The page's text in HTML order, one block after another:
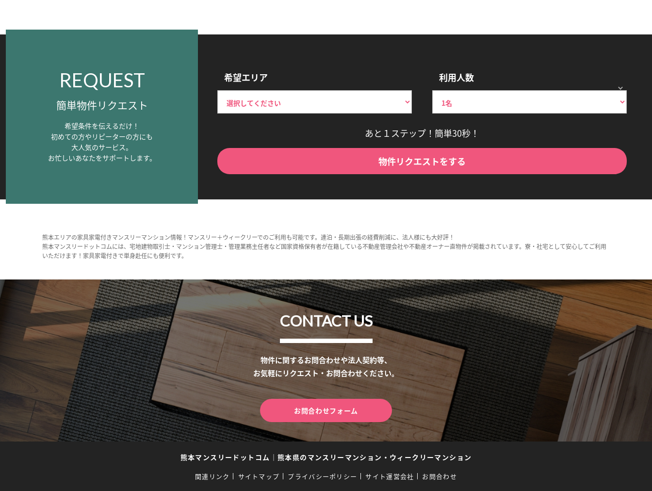
REQUEST
簡単物件リクエスト
希望条件を伝えるだけ！
初めての方やリピーターの方にも
大人気のサービス。
お忙しいあなたをサポートします。
希望エリア 利用人数
あと１ステップ！簡単30秒！
物件リクエストをする
熊本エリアの家具家電付きマンスリーマンション情報！マンスリー＋ウィークリーでのご利用も可能です。連泊・長期出張の経費削減に、法人様にも大好評！
熊本マンスリードットコムには、宅地建物取引士・マンション管理士・管理業務主任者など国家資格保有者が在籍している不動産管理会社や不動産オーナー直物件が掲載されています。寮・社宅として安心してご利用
いただけます！家具家電付きで単身赴任にも便利です。
CONTACT US
物件に関するお問合わせや法人契約等、
お気軽にリクエスト・お問合わせください。
お問合わせフォーム
熊本マンスリードットコム ｜ 熊本県のマンスリーマンション・ウィークリーマンション
関連リンク サイトマップ プライバシーポリシー サイト運営会社 お問合わせ